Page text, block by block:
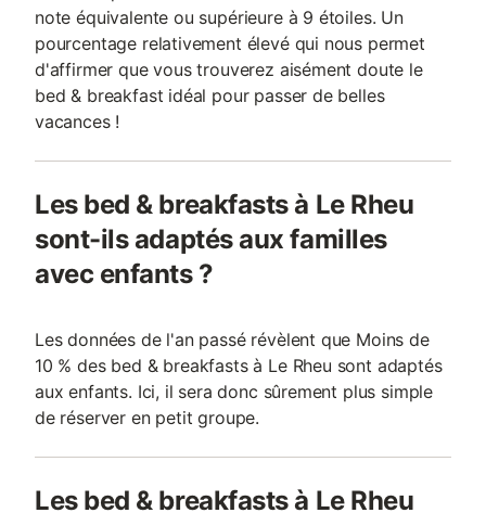
note équivalente ou supérieure à 9 étoiles. Un
pourcentage relativement élevé qui nous permet
d'affirmer que vous trouverez aisément doute le
bed & breakfast idéal pour passer de belles
vacances !
Les bed & breakfasts à Le Rheu
sont-ils adaptés aux familles
avec enfants ?
Les données de l'an passé révèlent que Moins de
10 % des bed & breakfasts à Le Rheu sont adaptés
aux enfants. Ici, il sera donc sûrement plus simple
de réserver en petit groupe.
Les bed & breakfasts à Le Rheu